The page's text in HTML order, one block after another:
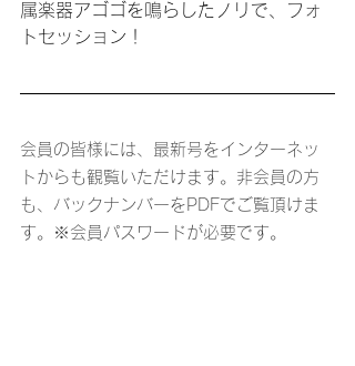
属楽器アゴゴを鳴らしたノリで、フォ
トセッション！
会員の皆様には、最新号をインターネッ
トからも観覧いただけます。非会員の方
も、バックナンバーをPDFでご覧頂けま
す。※会員パスワードが必要です。